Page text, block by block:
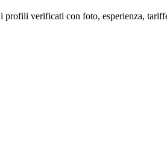
profili verificati con foto, esperienza,